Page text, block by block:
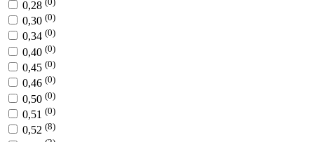
0,28
0,30 (0)
0,34 (0)
0,40 (0)
0,45 (0)
0,46 (0)
0,50 (0)
0,51 (0)
0,52 (8)